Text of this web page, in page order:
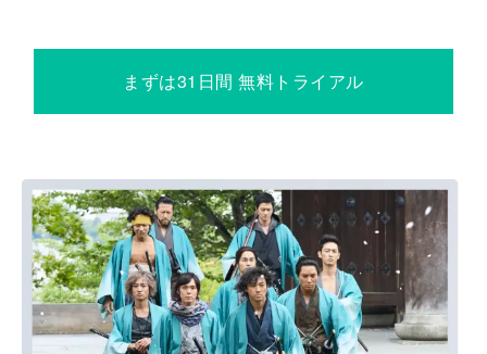
まずは31日間 無料トライアル